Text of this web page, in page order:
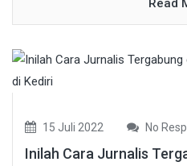
Read
15 Juli 2022 No
Inilah Cara Jurnalis